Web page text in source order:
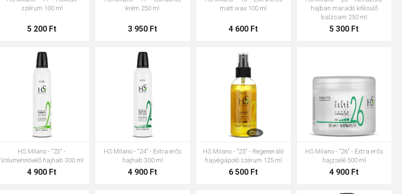
szérum 100 ml
5 200 Ft
krém 250 ml
3 950 Ft
matt wax 100 ml
4 600 Ft
hajban maradó kifésülő
balzsam 250 ml
5 300 Ft
HS Milano - "23" -
Volumennövelő hajhab 300 ml
4 900 Ft
HS Milano - "24" - Extra erős
hajhab 300 ml
4 900 Ft
HS Milano - "25" - Regeneráló
hajvégápoló szérum 125 ml
6 500 Ft
HS Milano - "26" - Extra erős
hajzselé 500 ml
4 900 Ft